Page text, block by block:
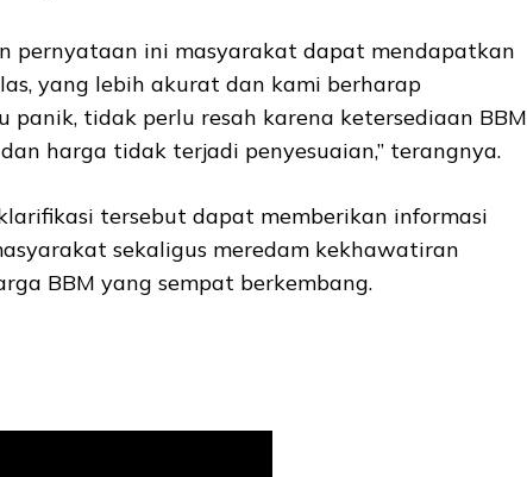
pernyataan ini masyarakat dapat mendapatkan
yang lebih akurat dan kami berharap
panik, tidak perlu resah karena ketersediaan BBM
harga tidak terjadi penyesuaian,” terangnya.
tersebut dapat memberikan informasi
sekaligus meredam kekhawatiran
BBM yang sempat berkembang.